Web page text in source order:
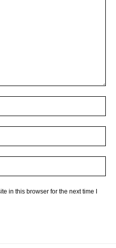
in this browser for the next time I